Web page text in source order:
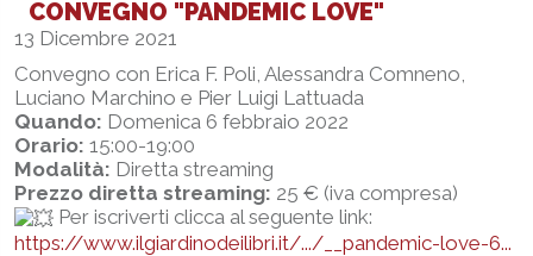
CONVEGNO "PANDEMIC LOVE"
13 Dicembre 2021
Convegno con Erica F. Poli, Alessandra Comneno,
Luciano Marchino e Pier Luigi Lattuada
Quando: Domenica 6 febbraio 2022
Orario: 15:00-19:00
Modalità: Diretta streaming
Prezzo diretta streaming: 25 € (iva compresa)
Per iscriverti clicca al seguente link:
https://www.ilgiardinodeilibri.it/.../__pandemic-love-6...